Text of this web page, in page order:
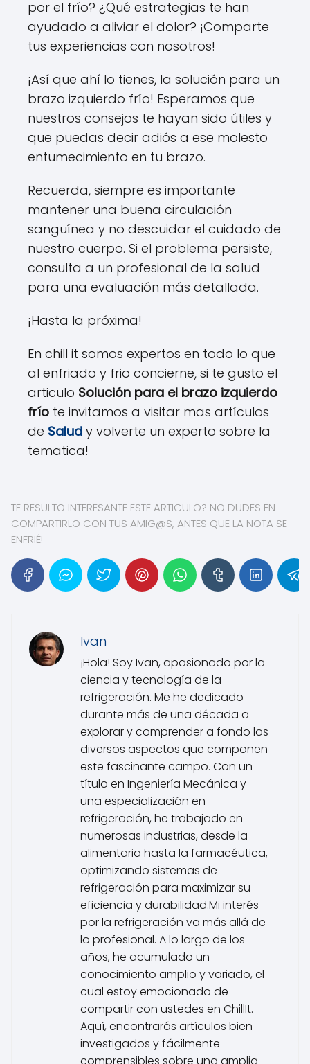
por el frío? ¿Qué estrategias te han
ayudado a aliviar el dolor? ¡Comparte
tus experiencias con nosotros!
¡Así que ahí lo tienes, la solución para un
brazo izquierdo frío! Esperamos que
nuestros consejos te hayan sido útiles y
que puedas decir adiós a ese molesto
entumecimiento en tu brazo.
Recuerda, siempre es importante
mantener una buena circulación
sanguínea y no descuidar el cuidado de
nuestro cuerpo. Si el problema persiste,
consulta a un profesional de la salud
para una evaluación más detallada.
¡Hasta la próxima!
En chill it somos expertos en todo lo que
al enfriado y frio concierne, si te gusto el
articulo Solución para el brazo izquierdo
frío te invitamos a visitar mas artículos
de Salud y volverte un experto sobre la
tematica!
TE RESULTO INTERESANTE ESTE ARTICULO? NO DUDES EN
COMPARTIRLO CON TUS AMIG@S, ANTES QUE LA NOTA SE
ENFRIÉ!
Ivan
¡Hola! Soy Ivan, apasionado por la
ciencia y tecnología de la
refrigeración. Me he dedicado
durante más de una década a
explorar y comprender a fondo los
diversos aspectos que componen
este fascinante campo. Con un
título en Ingeniería Mecánica y
una especialización en
refrigeración, he trabajado en
numerosas industrias, desde la
alimentaria hasta la farmacéutica,
optimizando sistemas de
refrigeración para maximizar su
eficiencia y durabilidad.Mi interés
por la refrigeración va más allá de
lo profesional. A lo largo de los
años, he acumulado un
conocimiento amplio y variado, el
cual estoy emocionado de
compartir con ustedes en ChillIt.
Aquí, encontrarás artículos bien
investigados y fácilmente